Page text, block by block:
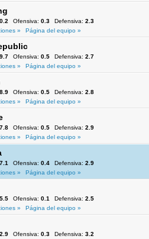
Ofensiva: 0.3 Defensiva: 2.3
»
Página del equipo »
Ofensiva: 0.5 Defensiva: 2.7
»
Página del equipo »
Ofensiva: 0.5 Defensiva: 2.8
»
Página del equipo »
Ofensiva: 0.5 Defensiva: 2.9
»
Página del equipo »
Ofensiva: 0.4 Defensiva: 2.9
»
Página del equipo »
Ofensiva: 0.1 Defensiva: 2.5
»
Página del equipo »
Ofensiva: 0.3 Defensiva: 3.2